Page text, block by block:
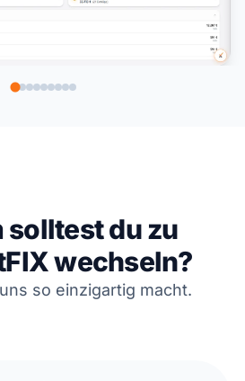
solltest du zu
wechseln?
so einzigartig macht.